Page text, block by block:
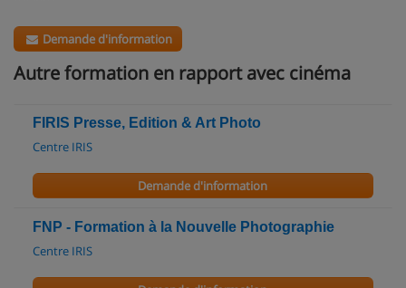
Demande d'information
Autre formation en rapport avec cinéma
FIRIS Presse, Edition & Art Photo
Centre IRIS
Demande d'information
FNP - Formation à la Nouvelle Photographie
Centre IRIS